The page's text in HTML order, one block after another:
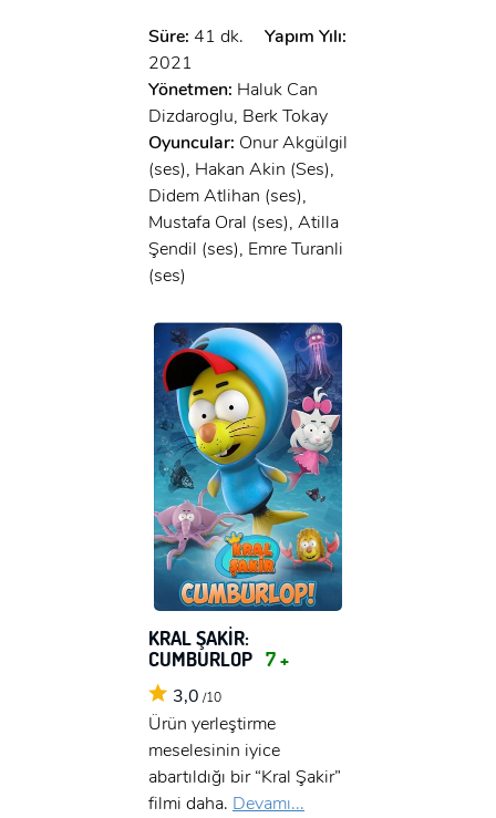
Süre: 41 dk.
Yapım Yılı:
2021
Yönetmen: Haluk Can
Dizdaroglu, Berk Tokay
Oyuncular: Onur Akgülgil
(ses), Hakan Akin (Ses),
Didem Atlihan (ses),
Mustafa Oral (ses), Atilla
Şendil (ses), Emre Turanli
(ses)
KRAL ŞAKİR:
CUMBURLOP 7 +
3,0 /10
Ürün yerleştirme
meselesinin iyice
abartıldığı bir “Kral Şakir”
filmi daha. Devamı...